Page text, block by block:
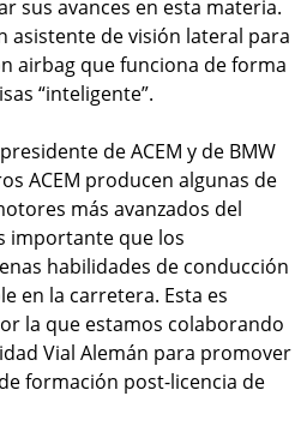
sus avances en esta materia.
asistente de visión lateral para
airbag que funciona de forma
“inteligente”.
de ACEM y de BMW
ACEM producen algunas de
más avanzados del
importante que los
habilidades de conducción
en la carretera. Esta es
la que estamos colaborando
Vial Alemán para promover
formación post-licencia de